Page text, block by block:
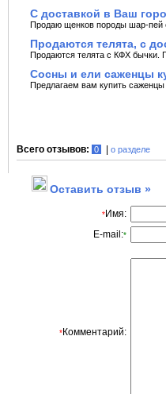
С доставкой в Ваш
Продаю щенков породы шар-пей
Продаются телята, с
Продаются телята с КФХ бычки.
Cосны и ели саженцы
Предлагаем вам купить
Всего отзывов: 0 | о разделе
Оставить отзыв »
*Имя:
E-mail:*
*Комментарий: